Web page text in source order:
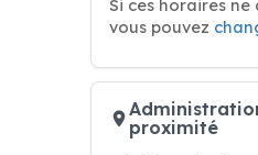
Si ces horaires
vous pouvez
proximité